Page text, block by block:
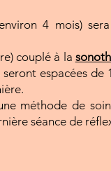
4 mois)
couplé à la
espacées de
méthode de
séance de